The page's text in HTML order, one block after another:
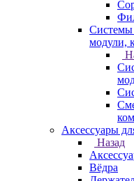
Системы
модули,
Аксессуары
Назад
Вёдра